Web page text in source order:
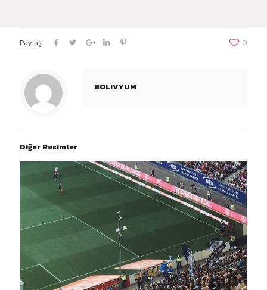
Paylaş 0
BOLIVYUM
Diğer Resimler